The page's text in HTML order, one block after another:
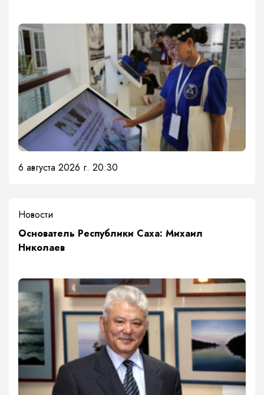
6 августа 2026 г. 20:30
Новости
Основатель Республики Саха: Михаил
Николаев